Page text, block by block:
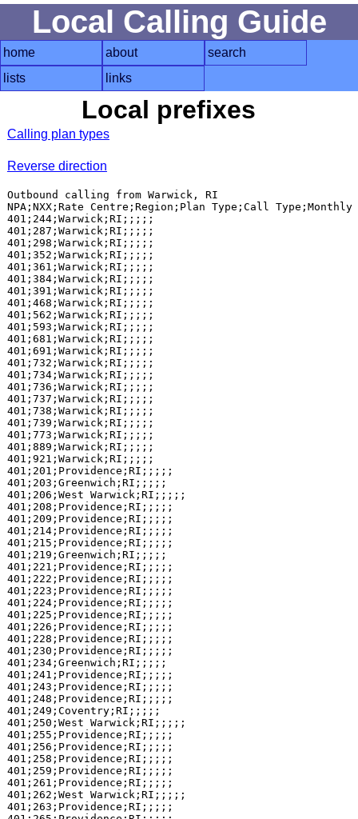
Local Calling Guide
home about
search
lists
links
Local prefixes
Calling plan types
Reverse direction
Outbound calling from Warwick, RI
NPA;NXX;Rate Centre;Region;Plan Type;Call
401;244;Warwick;RI;;;;;
401;287;Warwick;RI;;;;;
401;298;Warwick;RI;;;;;
401;352;Warwick;RI;;;;;
401;361;Warwick;RI;;;;;
401;384;Warwick;RI;;;;;
401;391;Warwick;RI;;;;;
401;468;Warwick;RI;;;;;
401;562;Warwick;RI;;;;;
401;593;Warwick;RI;;;;;
401;681;Warwick;RI;;;;;
401;691;Warwick;RI;;;;;
401;732;Warwick;RI;;;;;
401;734;Warwick;RI;;;;;
401;736;Warwick;RI;;;;;
401;737;Warwick;RI;;;;;
401;738;Warwick;RI;;;;;
401;739;Warwick;RI;;;;;
401;773;Warwick;RI;;;;;
401;889;Warwick;RI;;;;;
401;921;Warwick;RI;;;;;
401;201;Providence;RI;;;;;
401;203;Greenwich;RI;;;;;
401;206;West Warwick;RI;;;;;
401;208;Providence;RI;;;;;
401;209;Providence;RI;;;;;
401;214;Providence;RI;;;;;
401;215;Providence;RI;;;;;
401;219;Greenwich;RI;;;;;
401;221;Providence;RI;;;;;
401;222;Providence;RI;;;;;
401;223;Providence;RI;;;;;
401;224;Providence;RI;;;;;
401;225;Providence;RI;;;;;
401;226;Providence;RI;;;;;
401;228;Providence;RI;;;;;
401;230;Providence;RI;;;;;
401;234;Greenwich;RI;;;;;
401;241;Providence;RI;;;;;
401;243;Providence;RI;;;;;
401;248;Providence;RI;;;;;
401;249;Coventry;RI;;;;;
401;250;West Warwick;RI;;;;;
401;255;Providence;RI;;;;;
401;256;Providence;RI;;;;;
401;258;Providence;RI;;;;;
401;259;Providence;RI;;;;;
401;261;Providence;RI;;;;;
401;262;West Warwick;RI;;;;;
401;263;Providence;RI;;;;;